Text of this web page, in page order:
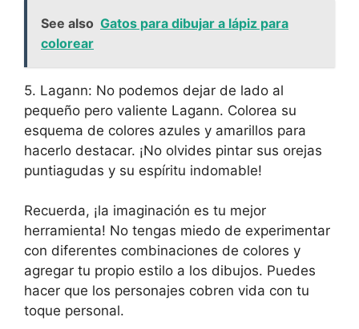
See also Gatos para dibujar a lápiz para
colorear
5. Lagann: No podemos dejar de lado al
pequeño pero valiente Lagann. Colorea su
esquema de colores azules y amarillos para
hacerlo destacar. ¡No olvides pintar sus orejas
puntiagudas y su espíritu indomable!
Recuerda, ¡la imaginación es tu mejor
herramienta! No tengas miedo de experimentar
con diferentes combinaciones de colores y
agregar tu propio estilo a los dibujos. Puedes
hacer que los personajes cobren vida con tu
toque personal.